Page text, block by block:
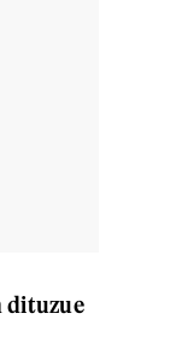
dituzue